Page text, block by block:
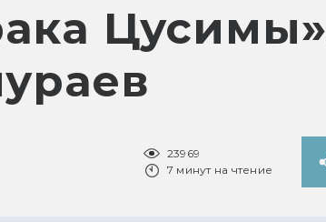
23969
7 минут на чтение